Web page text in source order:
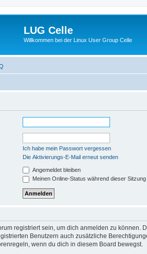
LUG Celle
Willkommen bei der Linux User Group Celle
Ich habe mein Passwort vergessen
Die Aktivierungs-E-Mail erneut senden
Angemeldet bleiben
Meinen Online-Status während dieser
registriert sein, um dich anmelden zu
Benutzern auch zusätzliche
wenn du dich in diesem Board bewegst.